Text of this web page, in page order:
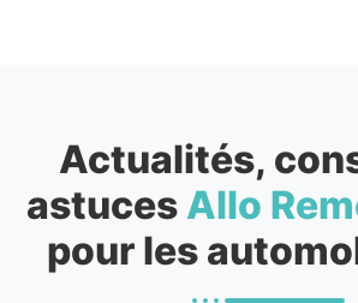
Actualités,
astuces Allo
pour les